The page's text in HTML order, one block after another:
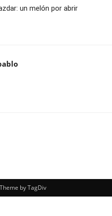
un melón por abrir
by TagDiv